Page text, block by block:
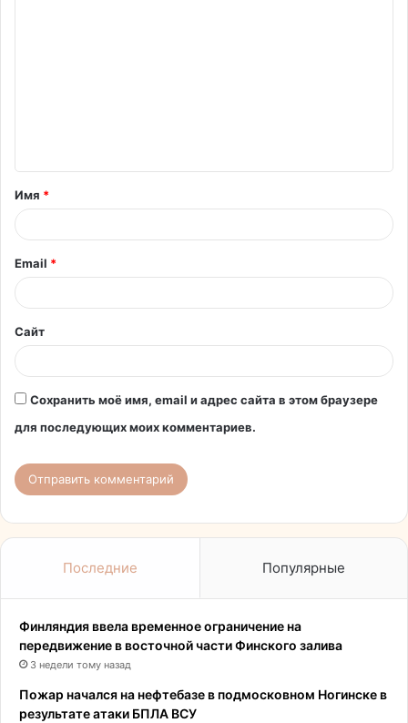
т
а
й
*
Имя *
Email *
Сайт
Сохранить моё имя, email и адрес сайта в этом браузере
для последующих моих комментариев.
Последние Популярные
Финляндия ввела временное ограничение на
передвижение в восточной части Финского залива
3 недели тому назад
Пожар начался на нефтебазе в подмосковном Ногинске в
результате атаки БПЛА ВСУ